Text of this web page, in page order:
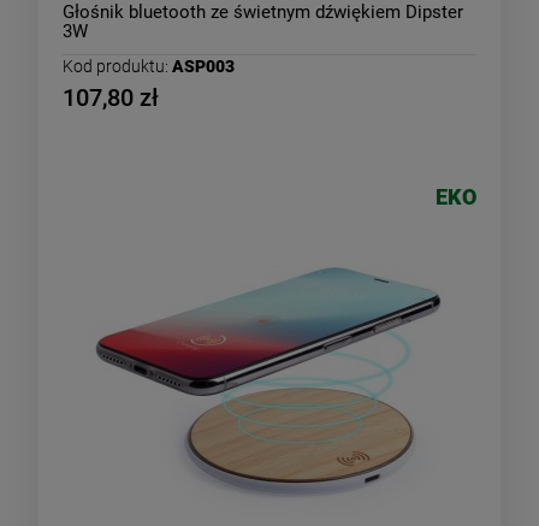
Głośnik bluetooth ze świetnym dźwiękiem Dipster
3W
Kod produktu: ASP003
107,80 zł
EKO